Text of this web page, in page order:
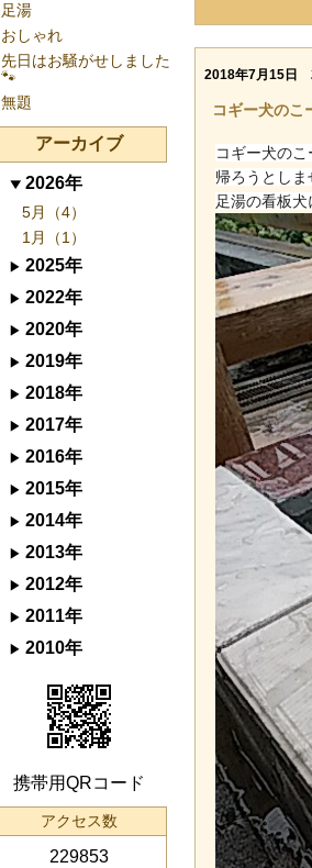
2018年7月15日
コギー犬のこ
コギー犬の
帰ろうとしま
足湯の看板犬
足湯
おしゃれ
先日はお騒がせしました
🐾
無題
アーカイブ
2026年
5月（4）
1月（1）
2025年
2022年
2020年
2019年
2018年
2017年
2016年
2015年
2014年
2013年
2012年
2011年
2010年
携帯用QRコード
アクセス数
229853